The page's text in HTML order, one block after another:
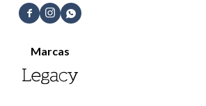
  
MarcasCanjear mis puntos